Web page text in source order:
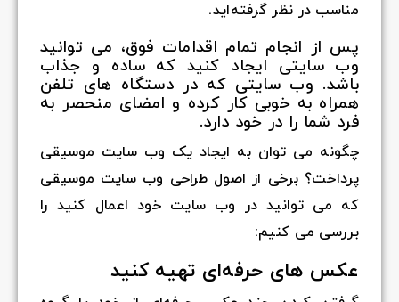
مناسب در نظر گرفته‌اید.
پس از انجام تمام اقدامات فوق، می توانید
وب سایتی ایجاد کنید که ساده و جذاب
باشد. وب سایتی که در دستگاه های تلفن
همراه به خوبی کار کرده و امضای منحصر به
فرد شما را در خود دارد.
چگونه می توان به ایجاد یک وب سایت موسیقی
پرداخت؟ برخی از اصول طراحی وب سایت موسیقی
که می توانید در وب سایت خود اعمال کنید را
بررسی می کنیم:
عکس های حرفه‌ای تهیه کنید